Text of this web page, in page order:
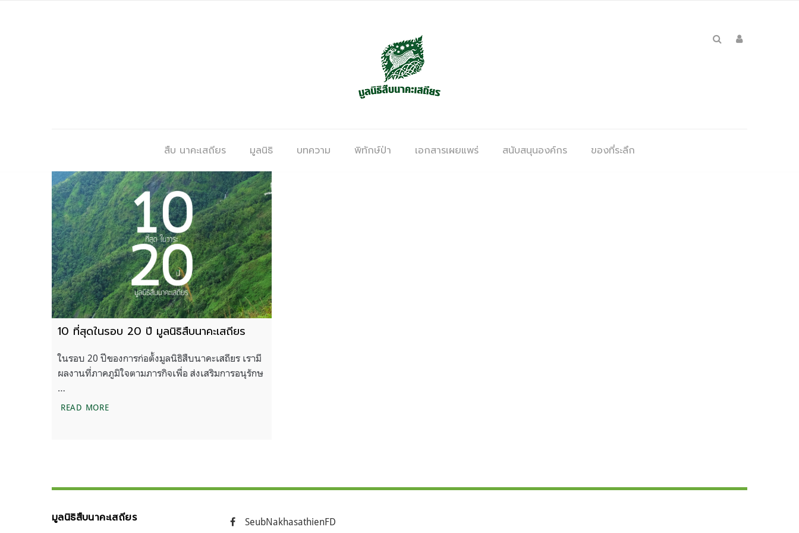
สืบ นาคะเสถียร มูลนิธิ บทความ พิทักษ์ป่า เอกสารเผยแพร่ สนับสนุนองค์กร ของที่ระลึก
10 ที่สุดในรอบ 20 ปี มูลนิธิสืบนาคะเสถียร
ในรอบ 20 ปีของการก่อตั้งมูลนิธิสืบนาคะเสถียร เรามี
ผลงานที่ภาคภูมิใจตามภารกิจเพื่อ ส่งเสริมการอนุรักษ
…
READ MORE10 ที่สุดในรอบ 20 ปี มูลนิธิสืบนาคะเสถียร
มูลนิธิสืบนาคะเสถียร
SeubNakhasathienFD